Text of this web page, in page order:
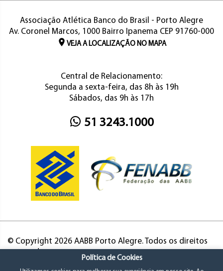
Associação Atlética Banco do Brasil - Porto Alegre
Av. Coronel Marcos, 1000 Bairro Ipanema CEP 91760-000
VEJA A LOCALIZAÇÃO NO MAPA
Central de Relacionamento:
Segunda a sexta-feira, das 8h às 19h
Sábados, das 9h às 17h
51 3243.1000
© Copyright 2026 AABB Porto Alegre. Todos os direitos
Política de Cookies